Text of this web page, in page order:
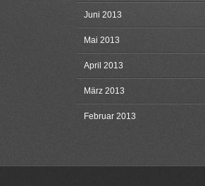
Juni 2013
Mai 2013
April 2013
März 2013
Februar 2013